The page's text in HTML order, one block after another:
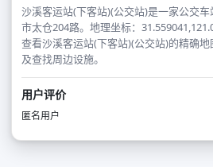
沙溪客运站(下客站)(公交站)是一家公交
市太仓204路。地理坐标：
查看沙溪客运站(下客站)(公交站)的精确
及查找周边设施。
用户评价
匿名用户